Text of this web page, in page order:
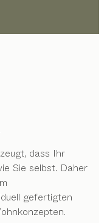
dass Ihr
Sie selbst. Daher
gefertigten